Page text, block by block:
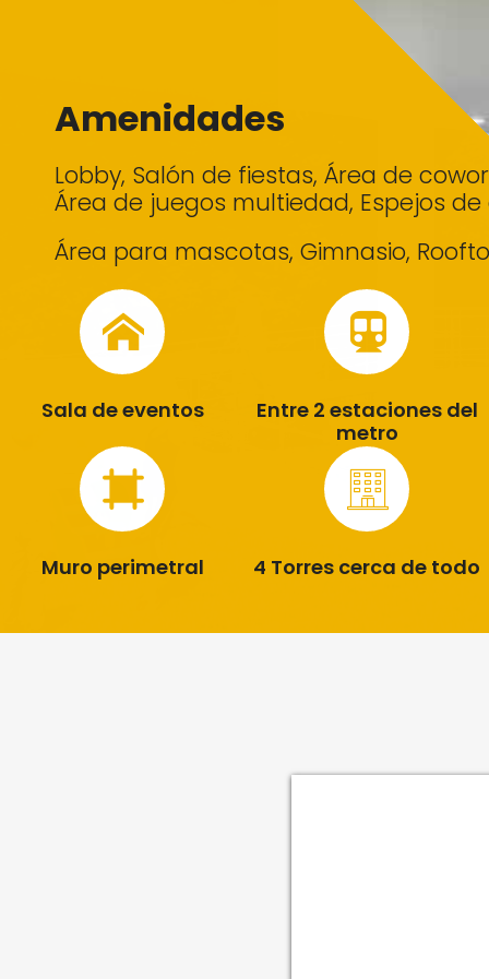
Amenidades
Lobby, Salón de fiestas, Área de
Área de juegos multiedad, Espejos
Área para mascotas, Gimnasio,
Sala de eventos
Entre 2 estaciones del
metro
Muro perimetral 4 Torres cerca de todo